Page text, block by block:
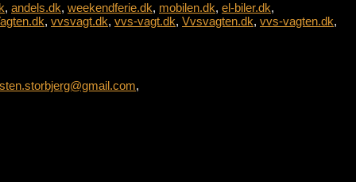
, andels.dk, weekendferie.dk, mobilen.dk, el-biler.dk,
, vvsvagt.dk, vvs-vagt.dk, Vvsvagten.dk, vvs-vagten.dk,
,